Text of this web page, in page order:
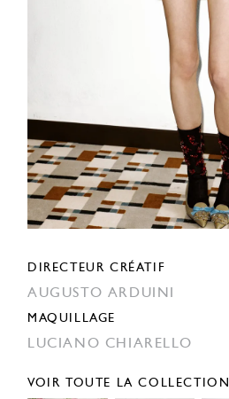
DIRECTEUR CRÉATIF
AUGUSTO ARDUINI
MAQUILLAGE
LUCIANO CHIARELLO
VOIR TOUTE LA COLLECTION